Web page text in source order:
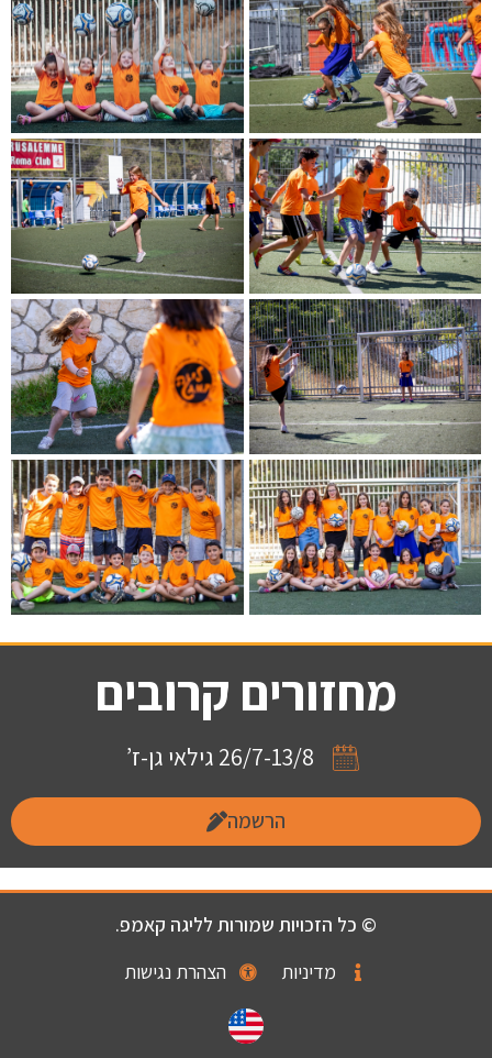
מחזורים קרובים
26/7-13/8 גילאי גן-ז’
הרשמה
© כל הזכויות שמורות לליגה קאמפ.
מדיניות
הצהרת נגישות